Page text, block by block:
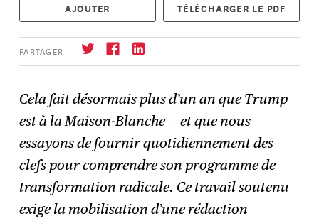
AJOUTER TÉLÉCHARGER LE PDF
PARTAGER
→ S'abonner
Cela fait désormais plus d’un an que Trump
est à la Maison-Blanche — et que nous
essayons de fournir quotidiennement des
clefs pour comprendre son programme de
transformation radicale. Ce travail soutenu
exige la mobilisation d’une rédaction